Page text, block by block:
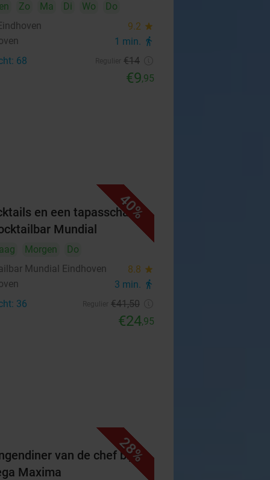
Zo Ma Di Wo
Do
9.2 star
1 min. directions_walk
68 €14
€9,95
40%
en een tapasschaal
Mundial
Morgen
Do
Mundial Eindhoven
8.8 star
3 min. directions_walk
36 €41,50
€24,95
28%
van de chef bij
Maxima